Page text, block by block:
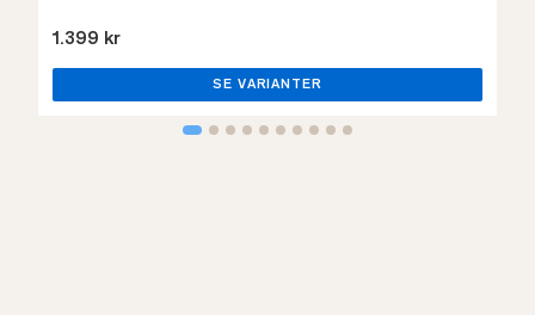
1.399 kr
SE VARIANTER